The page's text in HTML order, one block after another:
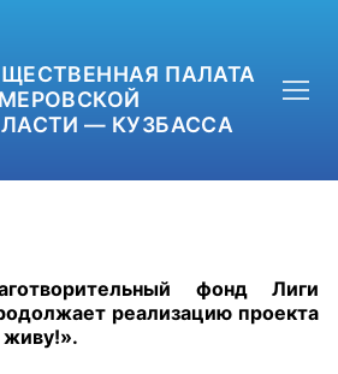
ПАЛАТА
— КУЗБАССА
(3842) 58-82-40
фонд Лиги
реализацию проекта
живу!».